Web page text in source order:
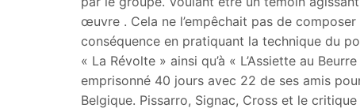
œuvre . Cela ne l’empêchait pas de composer
conséquence en pratiquant la technique du
« La Révolte » ainsi qu’à « L’Assiette au
emprisonné 40 jours avec 22 de ses amis
Belgique. Pissarro, Signac, Cross et le